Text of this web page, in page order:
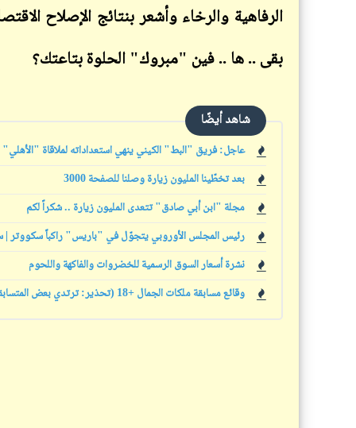
الرفاهية والرخاء وأشعر بنتائج الإصلاح
بقى .. ها .. فين "مبروك" الحلوة بتاعتك؟
شاهد أيضًا
عاجل: فريق "البط" الكيني ينهي استعداداته لملاقاة "الأهلي"
بعد تخطّينا المليون زيارة وصلنا للصفحة 3000
مجلة "ابن أبي صادق" تتعدى المليون زيارة .. شكراً لكم
رئيس المجلس الأوروبي يتجوّل في "باريس" راكباً سكووتر
نشرة أسعار السوق الرسمية للخضروات والفاكهة واللحوم
وقائع مسابقة ملكات الجمال +18 (تحذير: ترتدي بعض المتسابقات ملابس عارية)